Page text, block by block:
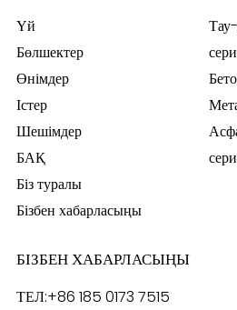
Үй
Бөлшектер
Өнімдер
Істер
Шешімдер
БАҚ
Біз туралы
Бізбен хабарласыңы
БІЗБЕН ХАБАРЛАСЫҢЫ
ТЕЛ:+86 185 0173 7515